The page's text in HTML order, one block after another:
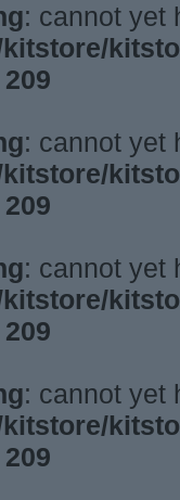
: cannot yet
kitstore/
209
: cannot yet
kitstore/
209
: cannot yet
kitstore/
209
: cannot yet
kitstore/
209